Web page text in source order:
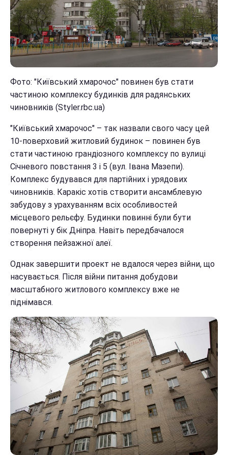
Фото: "Київський хмарочос" повинен був стати
частиною комплексу будинків для радянських
чиновників (Styler.rbc.ua)
"Київський хмарочос" – так назвали свого часу цей
10-поверховий житловий будинок – повинен був
стати частиною грандіозного комплексу по вулиці
Січневого повстання 3 і 5 (вул. Івана Мазепи).
Комплекс будувався для партійних і урядових
чиновників. Каракіс хотів створити ансамблевую
забудову з урахуванням всіх особливостей
місцевого рельєфу. Будинки повинні були бути
повернуті у бік Дніпра. Навіть передбачалося
створення пейзажної алеї.
Однак завершити проект не вдалося через війни, що
насувається. Після війни питання добудови
масштабного житлового комплексу вже не
піднімався.